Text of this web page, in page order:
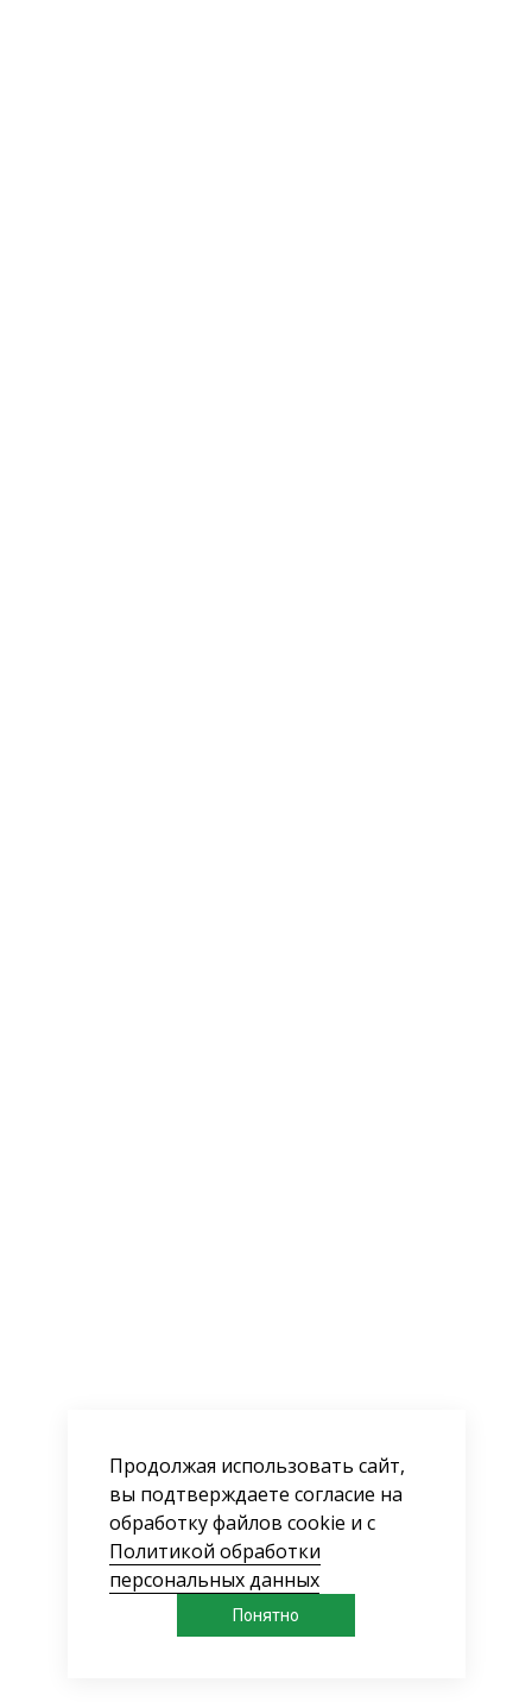
Продолжая использовать сайт,
вы подтверждаете согласие на
обработку файлов cookie и с
Политикой обработки
персональных данных
Понятно